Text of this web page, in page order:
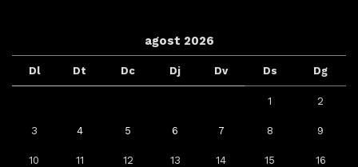
agost 2026
Dl Dt Dc Dj Dv Ds Dg
1 2
3 4 5 6 7 8 9
10 11 12 13 14 15 16